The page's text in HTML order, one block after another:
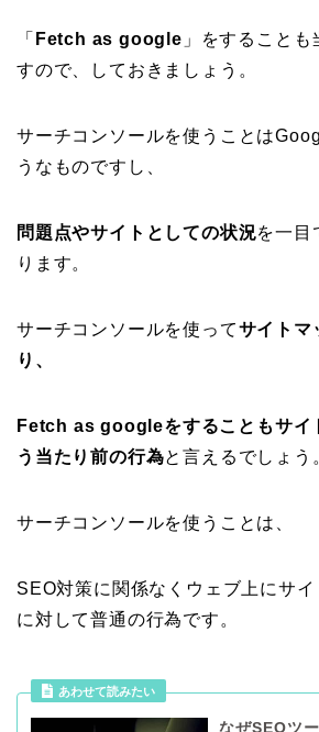
「 Fetch as google 」をすること
すので、しておきましょう。
サーチコンソールを使うことは
うなものですし、
問題点やサイトとしての状況を一目
ります。
サーチコンソールを使ってサイトマ
り、
Fetch as googleをすることもサイ
う当たり前の行為と言えるでしょう
サーチコンソールを使うことは、
SEO対策に関係なくウェブ上にサイ
に対して普通の行為です。
あわせて読みたい
なぜSEOツ